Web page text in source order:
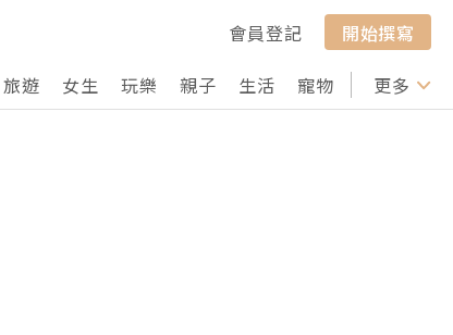
會員登記
開始撰寫
旅遊 女生 玩樂 親子 生活 寵物 行山 打卡
更多